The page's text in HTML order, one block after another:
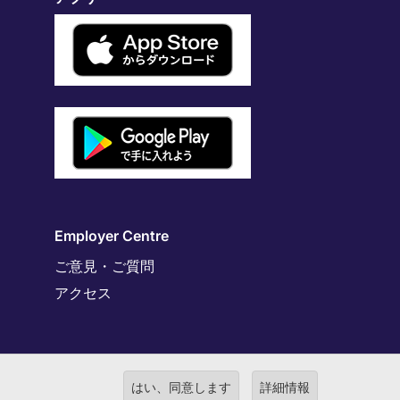
Employer Centre
ご意見・ご質問
アクセス
はい、同意します 詳細情報